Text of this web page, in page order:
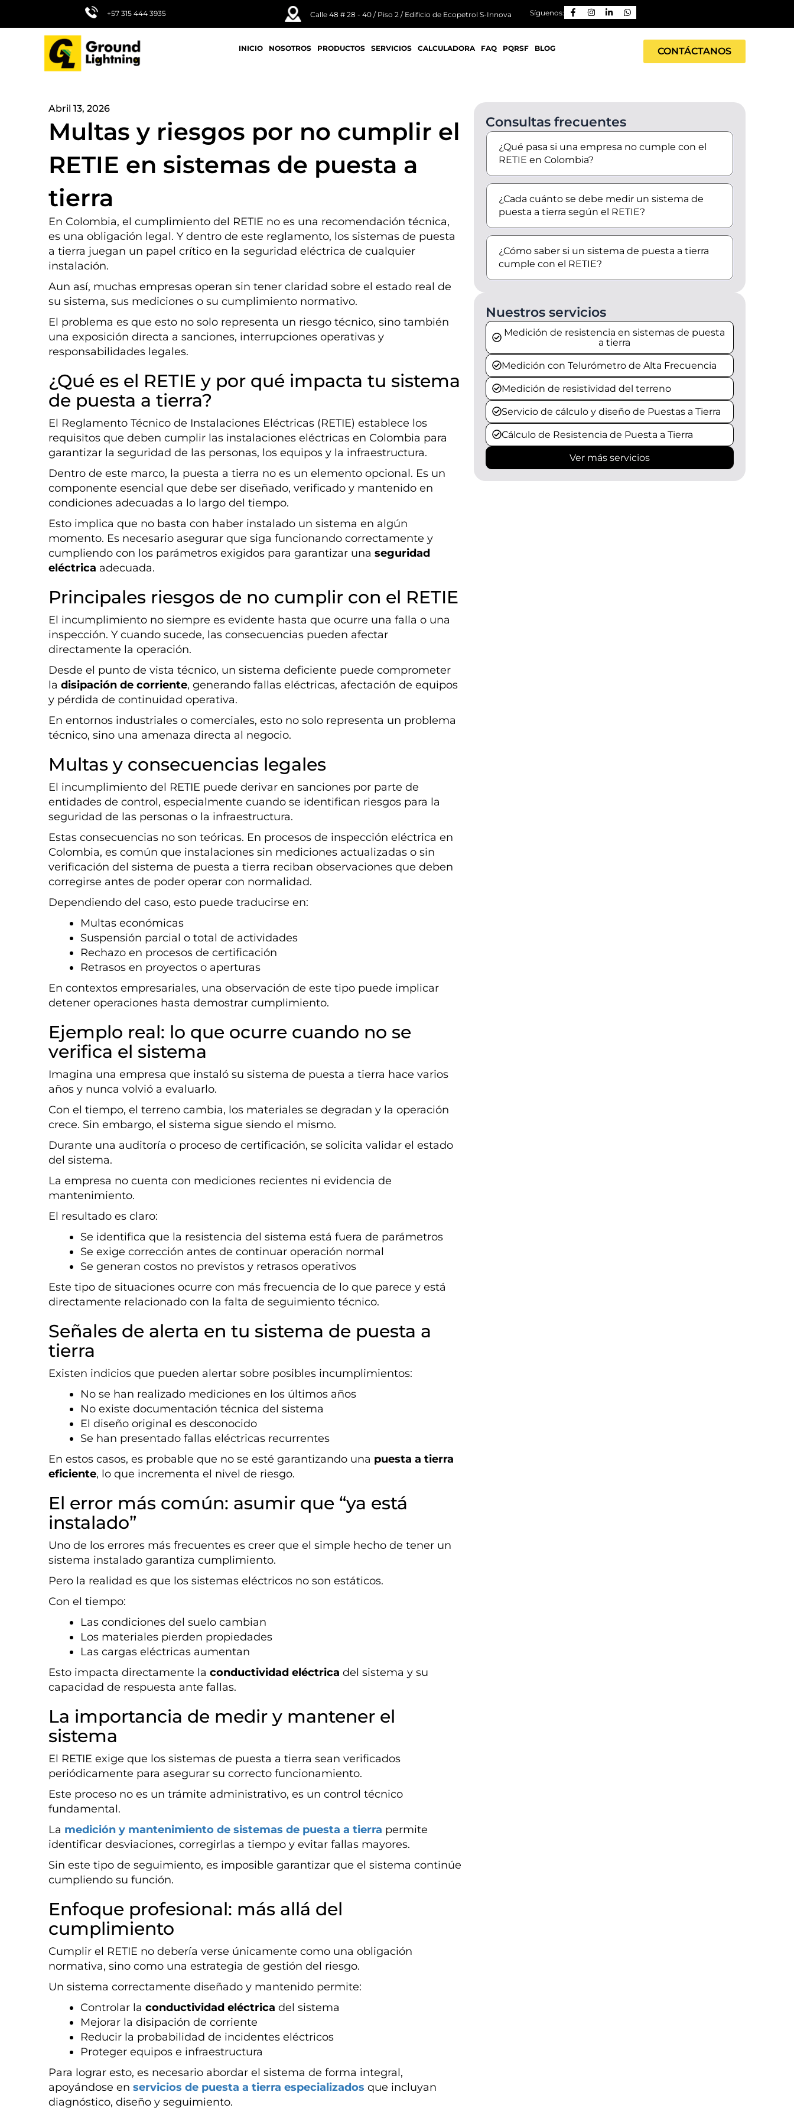
contenido
+57 315 444 3935 Calle 48 # 28 - 40 / Piso 2 / Edificio de Ecopetrol S-Innova Síguenos:
INICIO NOSOTROS PRODUCTOS SERVICIOS CALCULADORA FAQ PQRSF BLOG CONTÁCTANOS
Abril 13, 2026
Multas y riesgos por no cumplir el
RETIE en sistemas de puesta a
tierra
En Colombia, el cumplimiento del RETIE no es una recomendación técnica,
es una obligación legal. Y dentro de este reglamento, los sistemas de puesta
a tierra juegan un papel crítico en la seguridad eléctrica de cualquier
instalación.
Aun así, muchas empresas operan sin tener claridad sobre el estado real de
su sistema, sus mediciones o su cumplimiento normativo.
El problema es que esto no solo representa un riesgo técnico, sino también
una exposición directa a sanciones, interrupciones operativas y
responsabilidades legales.
¿Qué es el RETIE y por qué impacta tu sistema
de puesta a tierra?
El Reglamento Técnico de Instalaciones Eléctricas (RETIE) establece los
requisitos que deben cumplir las instalaciones eléctricas en Colombia para
garantizar la seguridad de las personas, los equipos y la infraestructura.
Dentro de este marco, la puesta a tierra no es un elemento opcional. Es un
componente esencial que debe ser diseñado, verificado y mantenido en
condiciones adecuadas a lo largo del tiempo.
Esto implica que no basta con haber instalado un sistema en algún
momento. Es necesario asegurar que siga funcionando correctamente y
cumpliendo con los parámetros exigidos para garantizar una seguridad
eléctrica adecuada.
Principales riesgos de no cumplir con el RETIE
El incumplimiento no siempre es evidente hasta que ocurre una falla o una
inspección. Y cuando sucede, las consecuencias pueden afectar
directamente la operación.
Desde el punto de vista técnico, un sistema deficiente puede comprometer
la disipación de corriente, generando fallas eléctricas, afectación de equipos
y pérdida de continuidad operativa.
En entornos industriales o comerciales, esto no solo representa un problema
técnico, sino una amenaza directa al negocio.
Multas y consecuencias legales
El incumplimiento del RETIE puede derivar en sanciones por parte de
entidades de control, especialmente cuando se identifican riesgos para la
seguridad de las personas o la infraestructura.
Estas consecuencias no son teóricas. En procesos de inspección eléctrica en
Colombia, es común que instalaciones sin mediciones actualizadas o sin
verificación del sistema de puesta a tierra reciban observaciones que deben
corregirse antes de poder operar con normalidad.
Dependiendo del caso, esto puede traducirse en:
Multas económicas
Suspensión parcial o total de actividades
Rechazo en procesos de certificación
Retrasos en proyectos o aperturas
En contextos empresariales, una observación de este tipo puede implicar
detener operaciones hasta demostrar cumplimiento.
Ejemplo real: lo que ocurre cuando no se
verifica el sistema
Imagina una empresa que instaló su sistema de puesta a tierra hace varios
años y nunca volvió a evaluarlo.
Con el tiempo, el terreno cambia, los materiales se degradan y la operación
crece. Sin embargo, el sistema sigue siendo el mismo.
Durante una auditoría o proceso de certificación, se solicita validar el estado
del sistema.
La empresa no cuenta con mediciones recientes ni evidencia de
mantenimiento.
El resultado es claro:
Se identifica que la resistencia del sistema está fuera de parámetros
Se exige corrección antes de continuar operación normal
Se generan costos no previstos y retrasos operativos
Este tipo de situaciones ocurre con más frecuencia de lo que parece y está
directamente relacionado con la falta de seguimiento técnico.
Señales de alerta en tu sistema de puesta a
tierra
Existen indicios que pueden alertar sobre posibles incumplimientos:
No se han realizado mediciones en los últimos años
No existe documentación técnica del sistema
El diseño original es desconocido
Se han presentado fallas eléctricas recurrentes
En estos casos, es probable que no se esté garantizando una puesta a tierra
eficiente, lo que incrementa el nivel de riesgo.
El error más común: asumir que “ya está
instalado”
Uno de los errores más frecuentes es creer que el simple hecho de tener un
sistema instalado garantiza cumplimiento.
Pero la realidad es que los sistemas eléctricos no son estáticos.
Con el tiempo:
Las condiciones del suelo cambian
Los materiales pierden propiedades
Las cargas eléctricas aumentan
Esto impacta directamente la conductividad eléctrica del sistema y su
capacidad de respuesta ante fallas.
La importancia de medir y mantener el
sistema
El RETIE exige que los sistemas de puesta a tierra sean verificados
periódicamente para asegurar su correcto funcionamiento.
Este proceso no es un trámite administrativo, es un control técnico
fundamental.
La medición y mantenimiento de sistemas de puesta a tierra permite
identificar desviaciones, corregirlas a tiempo y evitar fallas mayores.
Sin este tipo de seguimiento, es imposible garantizar que el sistema continúe
cumpliendo su función.
Enfoque profesional: más allá del
cumplimiento
Cumplir el RETIE no debería verse únicamente como una obligación
normativa, sino como una estrategia de gestión del riesgo.
Un sistema correctamente diseñado y mantenido permite:
Controlar la conductividad eléctrica del sistema
Mejorar la disipación de corriente
Reducir la probabilidad de incidentes eléctricos
Proteger equipos e infraestructura
Para lograr esto, es necesario abordar el sistema de forma integral,
apoyándose en servicios de puesta a tierra especializados que incluyan
diagnóstico, diseño y seguimiento.
Consultas frecuentes
¿Qué pasa si una empresa no cumple con el
RETIE en Colombia?
¿Cada cuánto se debe medir un sistema de
puesta a tierra según el RETIE?
¿Cómo saber si un sistema de puesta a tierra
cumple con el RETIE?
Nuestros servicios
Medición de resistencia en sistemas de puesta
a tierra
Medición con Telurómetro de Alta Frecuencia
Medición de resistividad del terreno
Servicio de cálculo y diseño de Puestas a Tierra
Cálculo de Resistencia de Puesta a Tierra
Ver más servicios